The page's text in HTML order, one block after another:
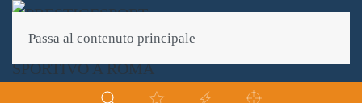
Passa al contenuto principale